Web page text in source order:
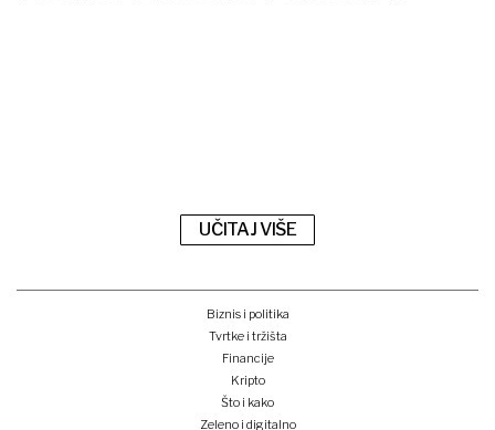
UČITAJ VIŠE
Biznis i politika
Tvrtke i tržišta
Financije
Kripto
Što i kako
Zeleno i digitalno